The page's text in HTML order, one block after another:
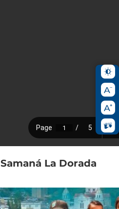
Samaná La Dorada